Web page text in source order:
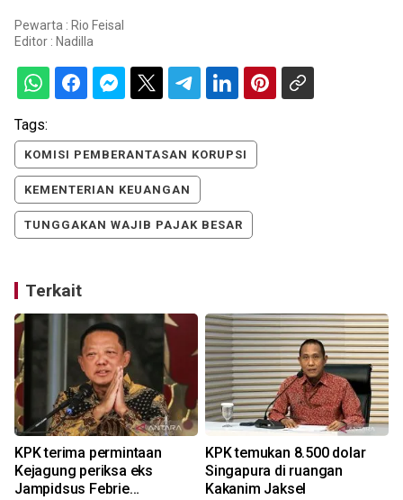
Pewarta : Rio Feisal
Editor : Nadilla
Tags:
KOMISI PEMBERANTASAN KORUPSI
KEMENTERIAN KEUANGAN
TUNGGAKAN WAJIB PAJAK BESAR
Terkait
KPK terima permintaan
Kejagung periksa eks
Jampidsus Febrie
KPK temukan 8.500 dolar
Singapura di ruangan
Kakanim Jaksel